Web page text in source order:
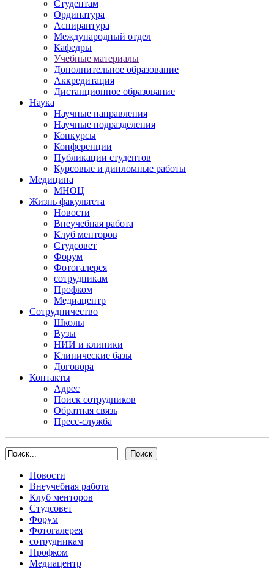
Студентам
Ординатура
Аспирантура
Международный отдел
Кафедры
Учебные материалы
Дополнительное образование
Аккредитация
Дистанционное образование
Наука
Научные направления
Научные подразделения
Конкурсы
Конференции
Публикации студентов
Курсовые и дипломные работы
Медицина
МНОЦ
Жизнь факультета
Новости
Внеучебная работа
Клуб менторов
Студсовет
Форум
Фотогалерея
сотрудникам
Профком
Медиацентр
Сотрудничество
Школы
Вузы
НИИ и клиники
Клинические базы
Договора
Контакты
Адрес
Поиск сотрудников
Обратная связь
Пресс-служба
Новости
Внеучебная работа
Клуб менторов
Студсовет
Форум
Фотогалерея
сотрудникам
Профком
Медиацентр